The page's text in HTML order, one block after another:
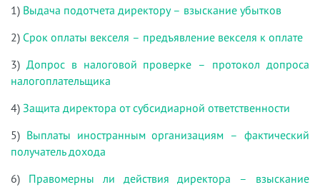
1) Выдача подотчета директору – взыскание убытков
2) Срок оплаты векселя – предъявление векселя к оплате
3) Допрос в налоговой проверке – протокол допроса
налогоплательщика
4) Защита директора от субсидиарной ответственности
5) Выплаты иностранным организациям – фактический
получатель дохода
6) Правомерны ли действия директора – взыскание